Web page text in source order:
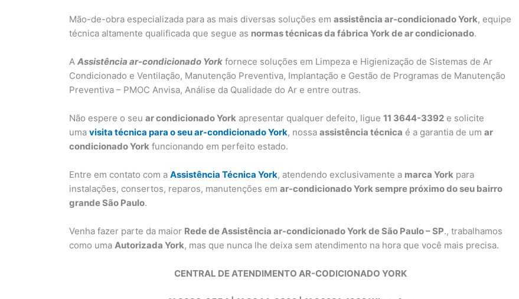
Mão-de-obra especializada para as mais diversas soluções em assistência ar-condicionado York, equipe
técnica altamente qualificada que segue as normas técnicas da fábrica York de ar condicionado.
A Assistência ar-condicionado York fornece soluções em Limpeza e Higienização de Sistemas de Ar
Condicionado e Ventilação, Manutenção Preventiva, Implantação e Gestão de Programas de Manutenção
Preventiva – PMOC Anvisa, Análise da Qualidade do Ar e entre outras.
Não espere o seu ar condicionado York apresentar qualquer defeito, ligue 11 3644-3392 e solicite
uma visita técnica para o seu ar-condicionado York, nossa assistência técnica é a garantia de um ar
condicionado York funcionando em perfeito estado.
Entre em contato com a Assistência Técnica York, atendendo exclusivamente a marca York para
instalações, consertos, reparos, manutenções em ar-condicionado York sempre próximo do seu bairro
grande São Paulo.
Venha fazer parte da maior Rede de Assistência ar-condicionado York de São Paulo – SP., trabalhamos
como uma Autorizada York, mas que nunca lhe deixa sem atendimento na hora que você mais precisa.
CENTRAL DE ATENDIMENTO AR-CODICIONADO YORK